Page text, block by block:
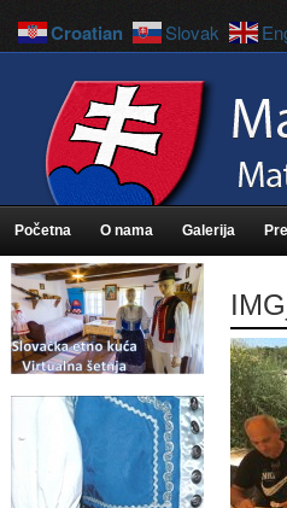
Početna O nama Galerija
Croatian Slovak